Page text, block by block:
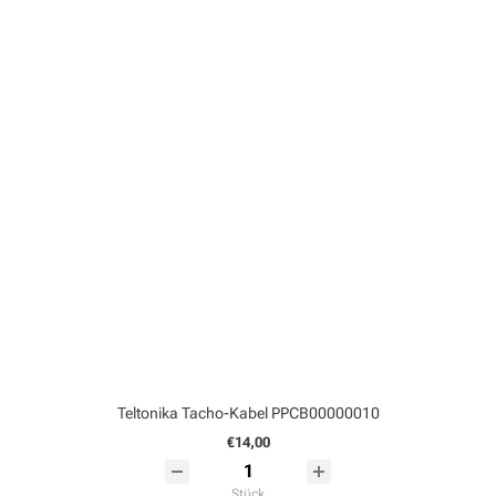
Teltonika Tacho-Kabel PPCB00000010
€14,00